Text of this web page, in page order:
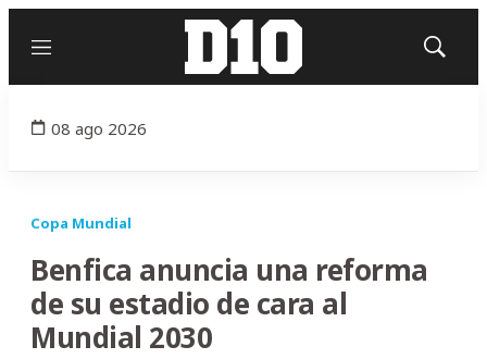
Menú
Mostrar
08 ago 2026
Copa Mundial
Benfica anuncia una reforma
de su estadio de cara al
Mundial 2030